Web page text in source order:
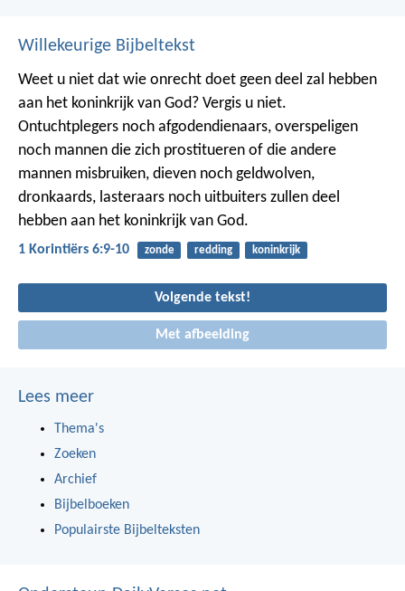
Willekeurige Bijbeltekst
Weet u niet dat wie onrecht doet geen deel zal hebben
aan het koninkrijk van God? Vergis u niet.
Ontuchtplegers noch afgodendienaars, overspeligen
noch mannen die zich prostitueren of die andere
mannen misbruiken, dieven noch geldwolven,
dronkaards, lasteraars noch uitbuiters zullen deel
hebben aan het koninkrijk van God.
1 Korintiërs 6:9-10 zonde redding koninkrijk
Volgende tekst!
Met afbeelding
Lees meer
Thema's
Zoeken
Archief
Bijbelboeken
Populairste Bijbelteksten